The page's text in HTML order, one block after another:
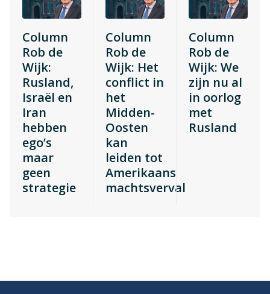
Column
Rob de
Wijk:
Rusland,
Israël en
Iran
hebben
ego’s
maar
geen
strategie
Column
Rob de
Wijk: Het
conflict in
het
Midden-
Oosten
kan
leiden tot
Amerikaans
machtsverval
Column
Rob de
Wijk: We
zijn nu al
in oorlog
met
Rusland